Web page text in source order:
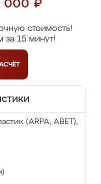
000 ₽
стоимость!
за 15 минут!
(ARPA, ABET),